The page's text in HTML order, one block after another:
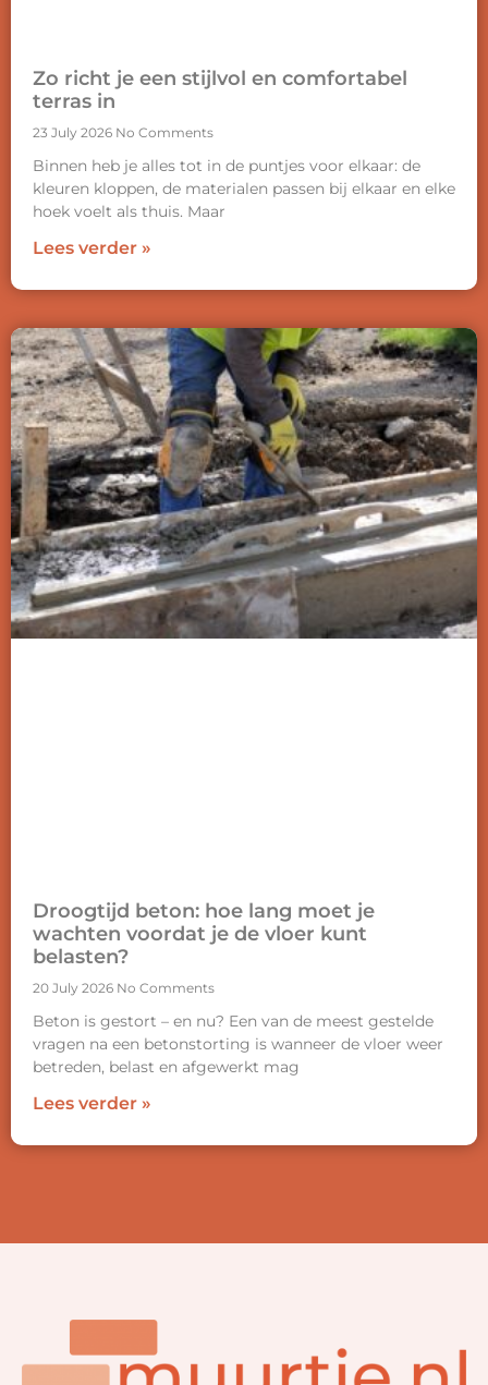
Zo richt je een stijlvol en comfortabel
terras in
23 July 2026 No Comments
Binnen heb je alles tot in de puntjes voor elkaar: de
kleuren kloppen, de materialen passen bij elkaar en elke
hoek voelt als thuis. Maar
Lees verder »
Droogtijd beton: hoe lang moet je
wachten voordat je de vloer kunt
belasten?
20 July 2026 No Comments
Beton is gestort – en nu? Een van de meest gestelde
vragen na een betonstorting is wanneer de vloer weer
betreden, belast en afgewerkt mag
Lees verder »